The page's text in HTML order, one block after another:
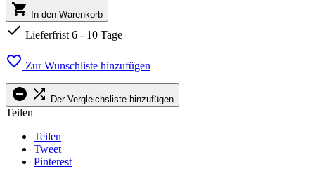
 In den Warenkorb
 Lieferfrist 6 - 10 Tage
 Zur Wunschliste hinzufügen
  Der Vergleichsliste hinzufügen
Teilen
Teilen
Tweet
Pinterest